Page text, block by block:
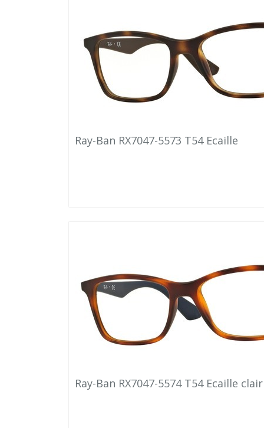
Ray-Ban RX7047-5573 T54 Ecaille
Ray-Ban RX7047-5574 T54 Ecaille clair